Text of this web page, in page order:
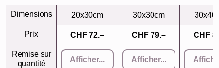
Dimensions 20x30cm 30x30cm
Prix CHF 72.– CHF 79.– CHF
Remise sur
quantité
Afficher... Afficher...